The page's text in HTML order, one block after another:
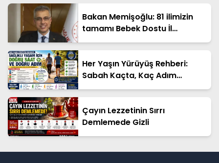
Bakan Memişoğlu: 81 ilimizin
tamamı Bebek Dostu İl
statüsünde
Her Yaşın Yürüyüş Rehberi:
Sabah Kaçta, Kaç Adım
Atmalı?
Çayın Lezzetinin Sırrı
Demlemede Gizli